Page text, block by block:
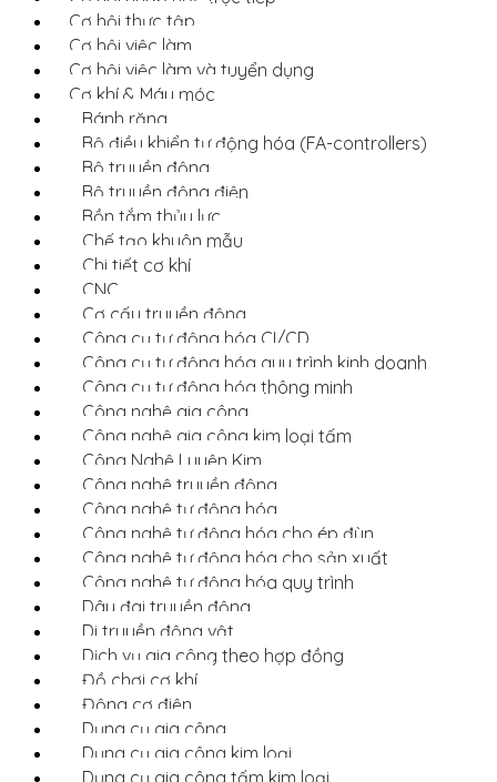
Cơ hội thực tập
Cơ hội việc làm
Cơ hội việc làm và tuyển dụng
Cơ khí & Máy móc
Bánh răng
Bộ điều khiển tự động hóa (FA-controllers)
Bộ truyền động
Bộ truyền động điện
Bồn tắm thủy lực
Chế tạo khuôn mẫu
Chi tiết cơ khí
CNC
Cơ cấu truyền động
Công cụ tự động hóa CI/CD
Công cụ tự động hóa quy trình kinh doanh
Công cụ tự động hóa thông minh
Công nghệ gia công
Công nghệ gia công kim loại tấm
Công Nghệ Luyện Kim
Công nghệ truyền động
Công nghệ tự động hóa
Công nghệ tự động hóa cho ép đùn
Công nghệ tự động hóa cho sản xuất
Công nghệ tự động hóa quy trình
Dây đai truyền động
Di truyền động vật
Dịch vụ gia công theo hợp đồng
Đồ chơi cơ khí
Động cơ điện
Dụng cụ gia công
Dụng cụ gia công kim loại
Dụng cụ gia công tấm kim loại